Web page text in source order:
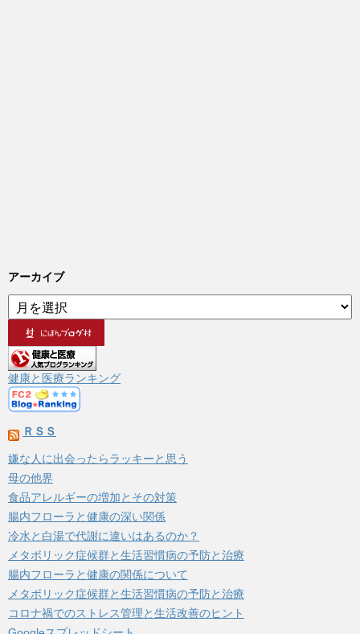
アーカイブ
ア
ー
イ
ブ
健康と医療ランキング
ＲＳＳ
嫌な人に出会ったらラッキーと思う
母の他界
食品アレルギーの増加とその対策
腸内フローラと健康の深い関係
冷水と白湯で代謝に違いはあるのか？
メタボリック症候群と生活習慣病の予防と治療
腸内フローラと健康の関係について
メタボリック症候群と生活習慣病の予防と治療
コロナ禍でのストレス管理と生活改善のヒント